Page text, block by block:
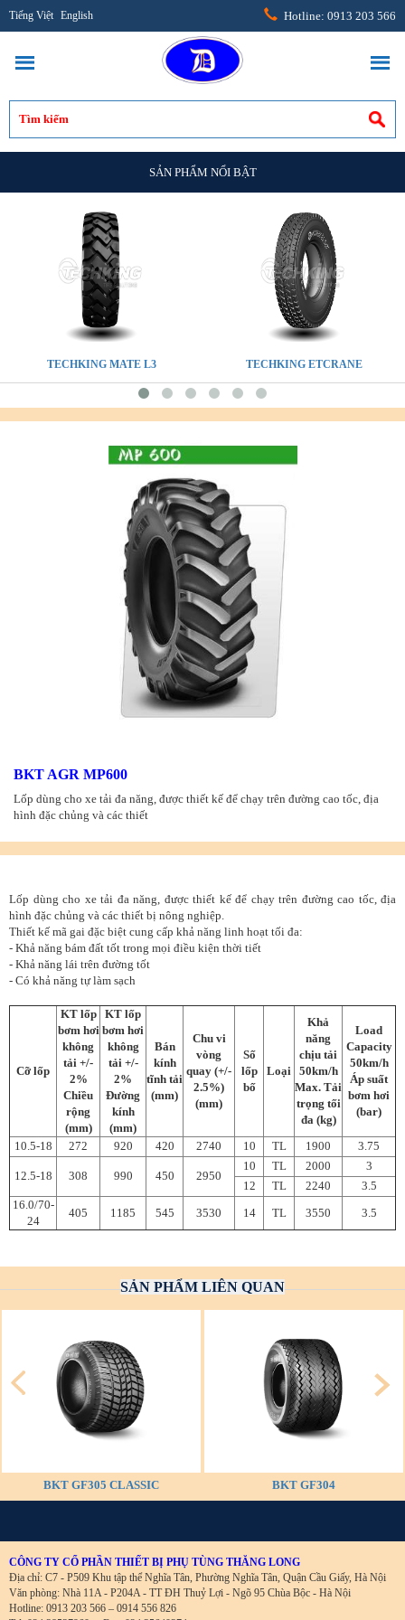
Tiếng Việt English Hotline: 0913 203 566
SẢN PHẨM NỔI BẬT
TECHKING MATE L3 TECHKING ETCRANE
BKT AGR MP600
Lốp dùng cho xe tải đa năng, được thiết kế để chạy trên đường cao tốc, địa
hình đặc chủng và các thiết
Lốp dùng cho xe tải đa năng, được thiết kế để chạy trên đường cao tốc, địa
hình đặc chủng và các thiết bị nông nghiệp.
Thiết kế mã gai đặc biệt cung cấp khả năng linh hoạt tối đa:
- Khả năng bám đất tốt trong mọi điều kiện thời tiết
- Khả năng lái trên đường tốt
- Có khả năng tự làm sạch
Cỡ lốp
KT lốp
bơm hơi
không
tải +/-
2%
Chiều
rộng
(mm)
KT lốp
bơm hơi
không
tải +/-
2%
Đường
kính
(mm)
Bán
kính
tĩnh tải
(mm)
Chu vi
vòng
quay (+/-
2.5%)
(mm)
Số
lốp
bố
Loại
Khả
năng
chịu tải
50km/h
Max. Tải
trọng tối
đa (kg)
Load
Capacity
50km/h
Áp suất
bơm hơi
(bar)
10.5-18 272 920 420 2740 10 TL 1900 3.75
12.5-18 308 990 450 2950
10 TL 2000
3
12
TL 2240
3.5
16.0/70-
24
405 1185 545 3530 14 TL 3550 3.5
SẢN PHẨM LIÊN QUAN
BKT GF305 CLASSIC BKT GF304
CÔNG TY CỔ PHẦN THIẾT BỊ PHỤ TÙNG THĂNG LONG
Địa chỉ: C7 - P509 Khu tập thể Nghĩa Tân, Phường Nghĩa Tân, Quận Cầu Giấy, Hà Nội
Văn phòng: Nhà 11A - P204A - TT ĐH Thuỷ Lợi - Ngõ 95 Chùa Bộc - Hà Nội
Hotline: 0913 203 566 – 0914 556 826